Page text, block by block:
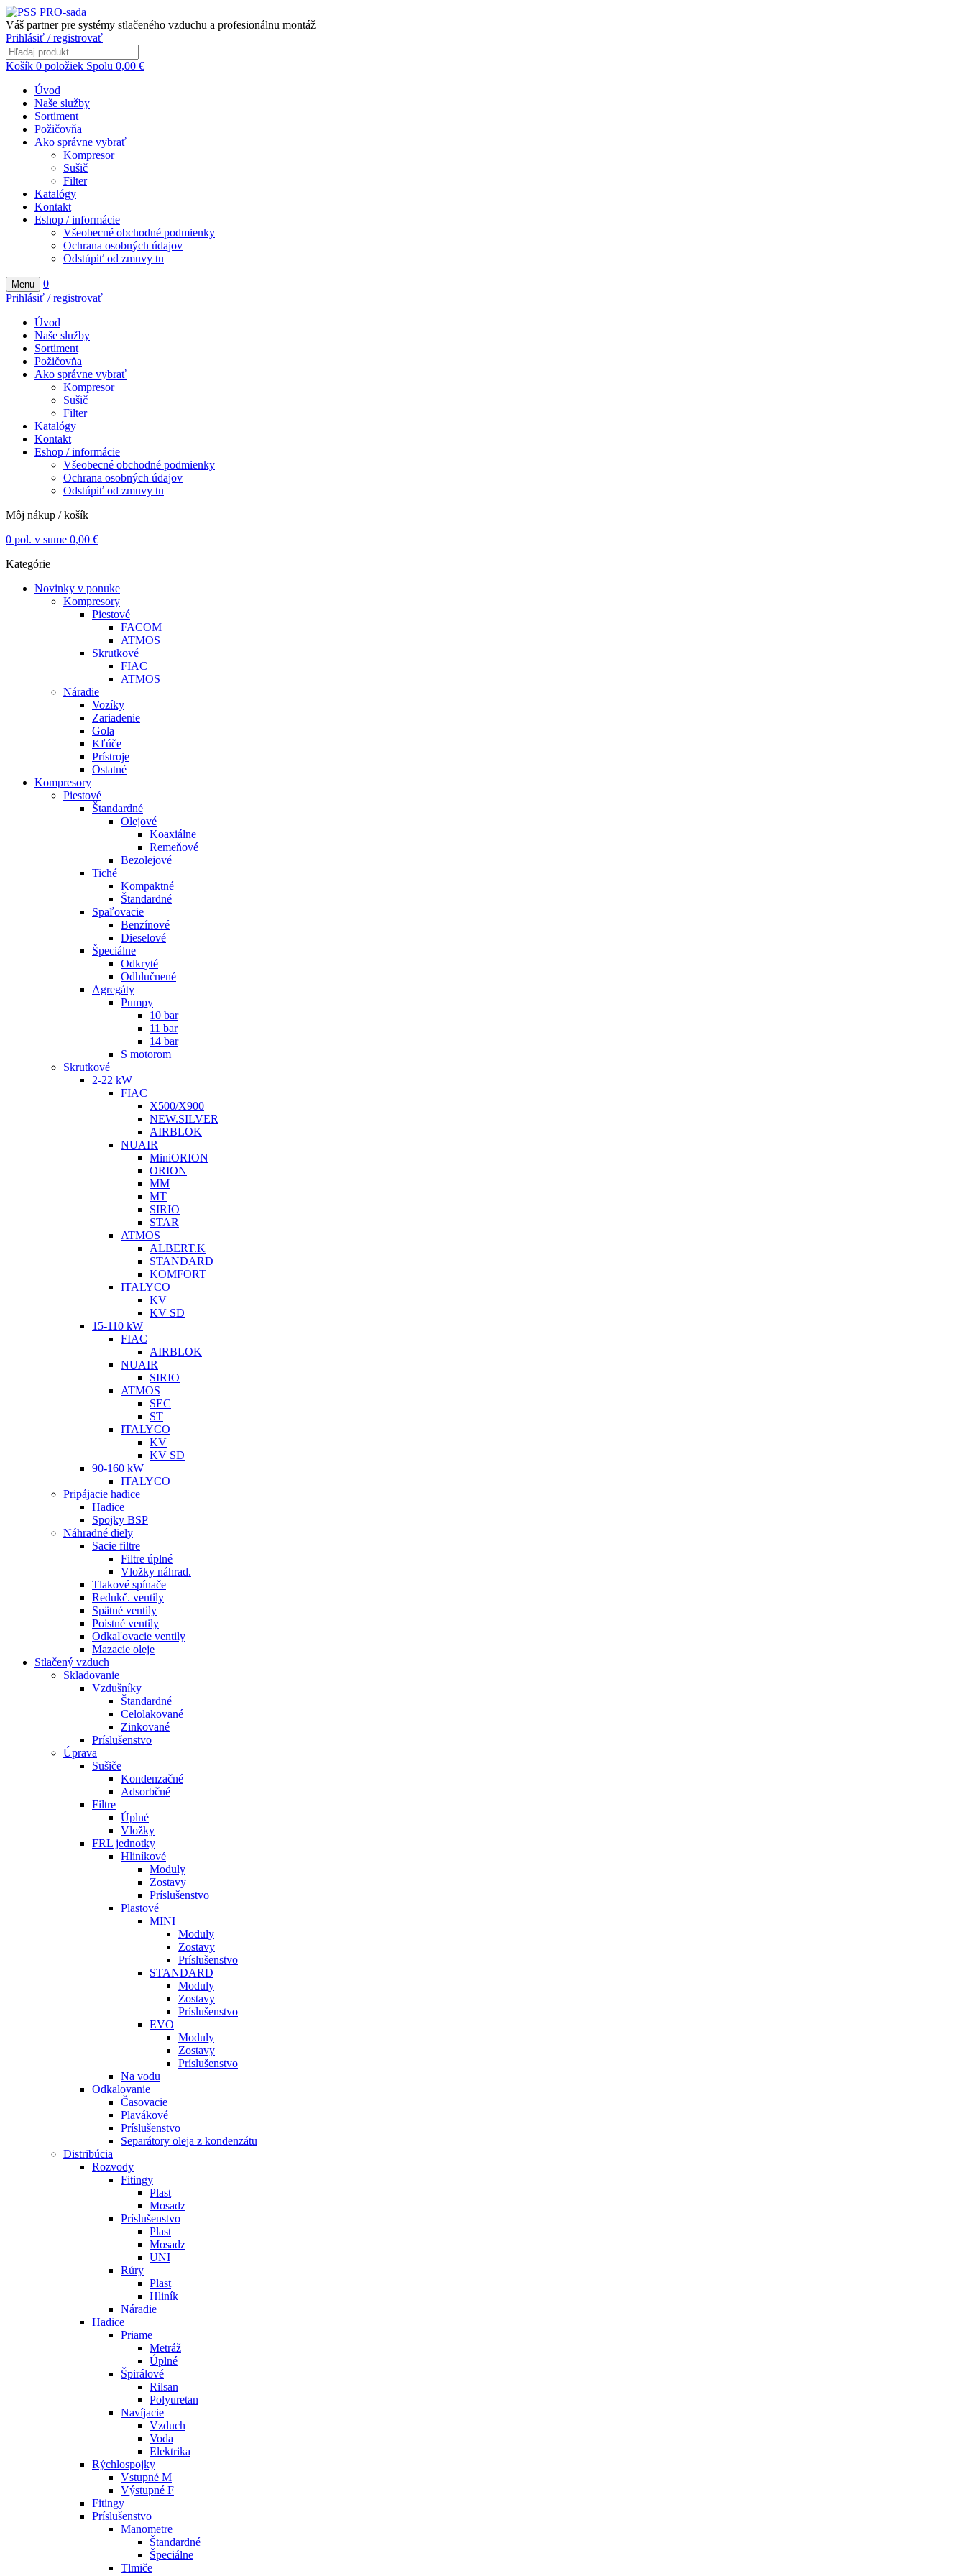
Váš partner pre systémy stlačeného vzduchu a profesionálnu montáž
Prihlásiť / registrovať
Košík 0 položiek Spolu 0,00 €
Úvod
Naše služby
Sortiment
Požičovňa
Ako správne vybrať
Kompresor
Sušič
Filter
Katalógy
Kontakt
Eshop / informácie
Všeobecné obchodné podmienky
Ochrana osobných údajov
Odstúpiť od zmuvy tu
Menu
0
Prihlásiť / registrovať
Úvod
Naše služby
Sortiment
Požičovňa
Ako správne vybrať
Kompresor
Sušič
Filter
Katalógy
Kontakt
Eshop / informácie
Všeobecné obchodné podmienky
Ochrana osobných údajov
Odstúpiť od zmuvy tu
Môj nákup / košík
0 pol. v sume 0,00 €
Kategórie
Novinky v ponuke
Kompresory
Piestové
FACOM
ATMOS
Skrutkové
FIAC
ATMOS
Náradie
Vozíky
Zariadenie
Gola
Kľúče
Prístroje
Ostatné
Kompresory
Piestové
Štandardné
Olejové
Koaxiálne
Remeňové
Bezolejové
Tiché
Kompaktné
Štandardné
Spaľovacie
Benzínové
Dieselové
Špeciálne
Odkryté
Odhlučnené
Agregáty
Pumpy
10 bar
11 bar
14 bar
S motorom
Skrutkové
2-22 kW
FIAC
X500/X900
NEW.SILVER
AIRBLOK
NUAIR
MiniORION
ORION
MM
MT
SIRIO
STAR
ATMOS
ALBERT.K
STANDARD
KOMFORT
ITALYCO
KV
KV SD
15-110 kW
FIAC
AIRBLOK
NUAIR
SIRIO
ATMOS
SEC
ST
ITALYCO
KV
KV SD
90-160 kW
ITALYCO
Pripájacie hadice
Hadice
Spojky BSP
Náhradné diely
Sacie filtre
Filtre úplné
Vložky náhrad.
Tlakové spínače
Redukč. ventily
Spätné ventily
Poistné ventily
Odkaľovacie ventily
Mazacie oleje
Stlačený vzduch
Skladovanie
Vzdušníky
Štandardné
Celolakované
Zinkované
Príslušenstvo
Úprava
Sušiče
Kondenzačné
Adsorbčné
Filtre
Úplné
Vložky
FRL jednotky
Hliníkové
Moduly
Zostavy
Príslušenstvo
Plastové
MINI
Moduly
Zostavy
Príslušenstvo
STANDARD
Moduly
Zostavy
Príslušenstvo
EVO
Moduly
Zostavy
Príslušenstvo
Na vodu
Odkalovanie
Časovacie
Plavákové
Príslušenstvo
Separátory oleja z kondenzátu
Distribúcia
Rozvody
Fitingy
Plast
Mosadz
Príslušenstvo
Plast
Mosadz
UNI
Rúry
Plast
Hliník
Náradie
Hadice
Priame
Metráž
Úplné
Špirálové
Rilsan
Polyuretan
Navíjacie
Vzduch
Voda
Elektrika
Rýchlospojky
Vstupné M
Výstupné F
Fitingy
Príslušenstvo
Manometre
Štandardné
Špeciálne
Tlmiče